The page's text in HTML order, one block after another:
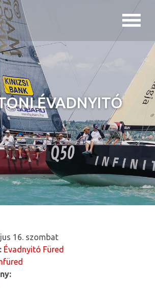
Jump to navigation
ÉVADNYITÓ
16. szombat
Évadnyitó Füred